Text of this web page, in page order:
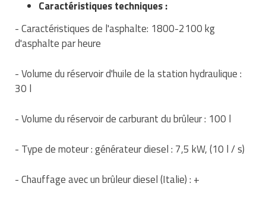
Loisirs
Matériel de fitness
Vêtement sportif
Restauration foraine
Robinetterie professionnelle
Rôtisserie professionnelle
Tables de préparation réfrigérées
Ustensile de cuisine
Caractéristiques techniques :
- Caractéristiques de l'asphalte: 1800-2100 kg
d'asphalte par heure
- Volume du réservoir d'huile de la station hydraulique :
30 l
- Volume du réservoir de carburant du brûleur : 100 l
- Type de moteur : générateur diesel : 7,5 kW, (10 l / s)
- Chauffage avec un brûleur diesel (Italie) : +